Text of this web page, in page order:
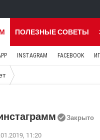
ПОЛЕЗНЫЕ СОВЕТЫ
INSTAGRAM FACEBOOK
Закрыто
11:20